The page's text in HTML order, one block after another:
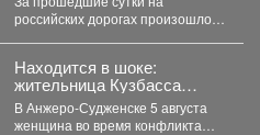
российских дорогах произошло
Находится в шоке:
жительница Кузбасса
ударила мужа ножом в
сердце - подробности
В Анжеро-Судженске 5 августа
женщина во время конфликта